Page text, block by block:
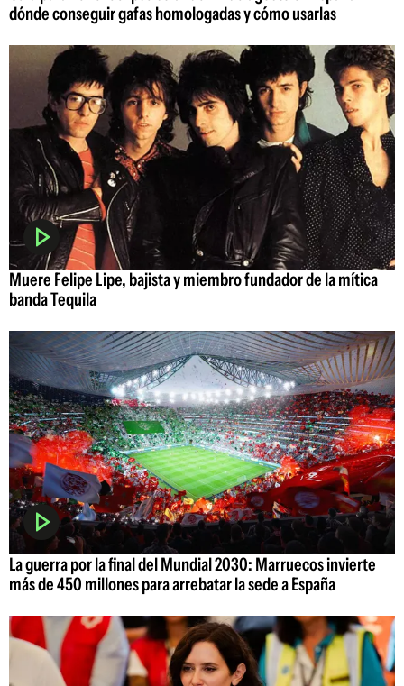
dónde conseguir gafas homologadas y cómo usarlas
Muere Felipe Lipe, bajista y miembro fundador de la mítica
banda Tequila
La guerra por la final del Mundial 2030: Marruecos invierte
más de 450 millones para arrebatar la sede a España